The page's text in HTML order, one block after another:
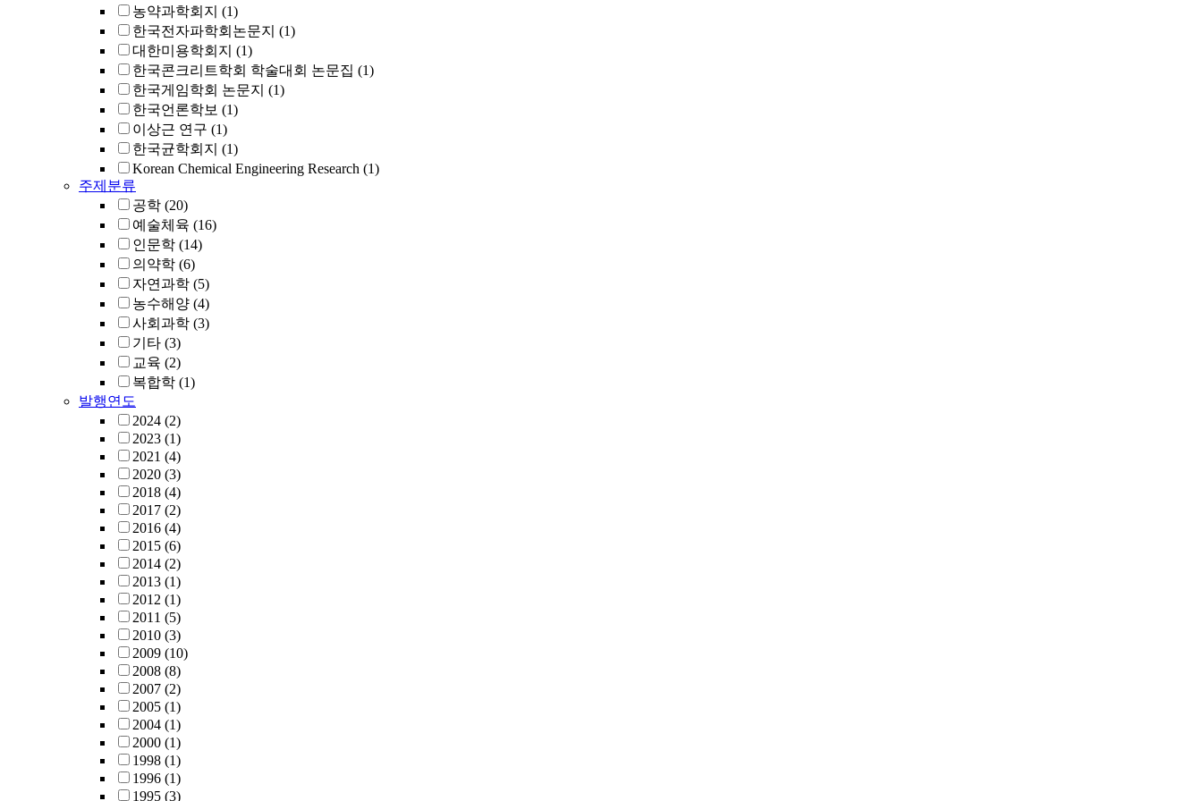
농약과학회지 (1)
한국전자파학회논문지 (1)
대한미용학회지 (1)
한국콘크리트학회 학술대회 논문집 (1)
한국게임학회 논문지 (1)
한국언론학보 (1)
이상근 연구 (1)
한국균학회지 (1)
Korean Chemical Engineering Research (1)
주제분류
공학 (20)
예술체육 (16)
인문학 (14)
의약학 (6)
자연과학 (5)
농수해양 (4)
사회과학 (3)
기타 (3)
교육 (2)
복합학 (1)
발행연도
2024 (2)
2023 (1)
2021 (4)
2020 (3)
2018 (4)
2017 (2)
2016 (4)
2015 (6)
2014 (2)
2013 (1)
2012 (1)
2011 (5)
2010 (3)
2009 (10)
2008 (8)
2007 (2)
2005 (1)
2004 (1)
2000 (1)
1998 (1)
1996 (1)
1995 (3)